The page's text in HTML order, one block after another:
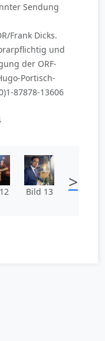
Sendung
Frank Dicks.
und
der ORF-
Portisch-
87878-13606
Bild 13 >